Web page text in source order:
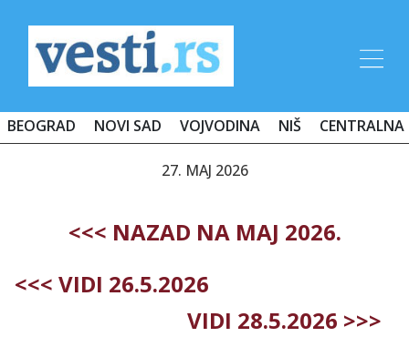
BEOGRAD NOVI SAD VOJVODINA NIŠ CENTRALNA
27. MAJ 2026
<<< NAZAD NA MAJ 2026.
<<< VIDI 26.5.2026
VIDI 28.5.2026 >>>